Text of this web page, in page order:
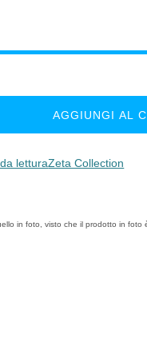
AGGIUNGI AL
letturaZeta Collection
in foto, visto che il prodotto in foto